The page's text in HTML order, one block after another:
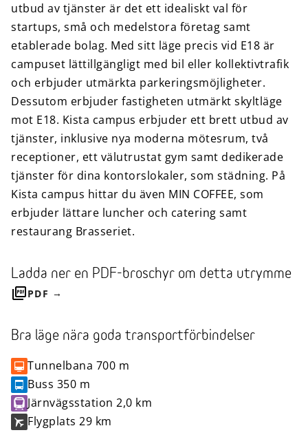
utbud av tjänster är det ett idealiskt val för
startups, små och medelstora företag samt
etablerade bolag. Med sitt läge precis vid E18 är
campuset lättillgängligt med bil eller kollektivtrafik
och erbjuder utmärkta parkeringsmöjligheter.
Dessutom erbjuder fastigheten utmärkt skyltläge
mot E18. Kista campus erbjuder ett brett utbud av
tjänster, inklusive nya moderna mötesrum, två
receptioner, ett välutrustat gym samt dedikerade
tjänster för dina kontorslokaler, som städning. På
Kista campus hittar du även MIN COFFEE, som
erbjuder lättare luncher och catering samt
restaurang Brasseriet.
Ladda ner en PDF-broschyr om detta utrymme
PDF
Bra läge nära goda transportförbindelser
Tunnelbana 700 m
Buss 350 m
Järnvägsstation 2,0 km
Flygplats 29 km